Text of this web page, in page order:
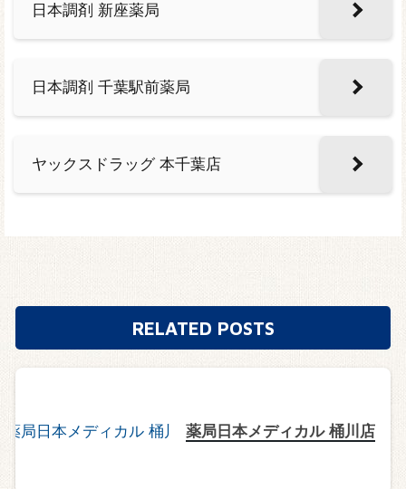
日本調剤 新座薬局
日本調剤 千葉駅前薬局
ヤックスドラッグ 本千葉店
RELATED POSTS
薬局日本メディカル 桶川店